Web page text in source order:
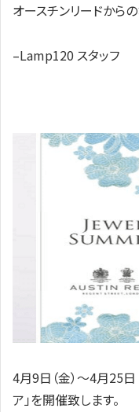
オースチンリードから
–Lamp120 スタッフ
4月9日（金）～4月25日
ア」を開催致します。